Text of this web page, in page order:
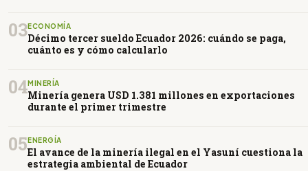
03ECONOMÍA
Décimo tercer sueldo Ecuador 2026: cuándo se paga,
cuánto es y cómo calcularlo
04MINERÍA
Minería genera USD 1.381 millones en exportaciones
durante el primer trimestre
05ENERGÍA
El avance de la minería ilegal en el Yasuní cuestiona la
estrategia ambiental de Ecuador